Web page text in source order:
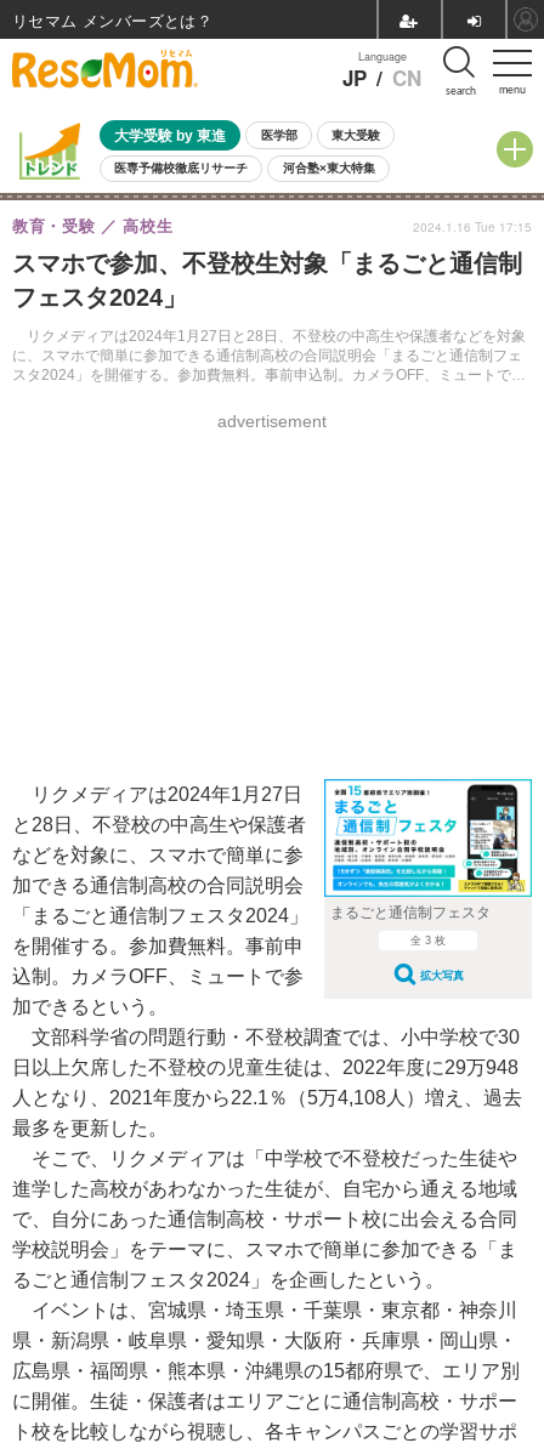
menu
Language
JP / CN search
大学受験 by 東進 医学部 東大受験
医専予備校徹底リサーチ 河合塾×東大特集
親子で考える大学選び 高校受験 中学受験 小学校受験
共通テスト 夏休み
8月開催イベント・WS 全国公立高校 過去問 人気記事
自由研究教材（小学生向け）
スマホで参加、不登校生対象「まるごと通信制
フェスタ2024」
リクメディアは2024年1月27日と28日、不登校の中高生や保護者などを対象
に、スマホで簡単に参加できる通信制高校の合同説明会「まるごと通信制フェ
スタ2024」を開催する。参加費無料。事前申込制。カメラOFF、ミュートで参
教育・受験 高校生
advertisement
2024.1.16 Tue 17:15
まるごと通信制フェスタ
全 3 枚
拡大写真
リクメディアは2024年1月27日
と28日、不登校の中高生や保護者
などを対象に、スマホで簡単に参
加できる通信制高校の合同説明会
「まるごと通信制フェスタ2024」
を開催する。参加費無料。事前申
込制。カメラOFF、ミュートで参
加できるという。
文部科学省の問題行動・不登校調査では、小中学校で30
日以上欠席した不登校の児童生徒は、2022年度に29万948
人となり、2021年度から22.1％（5万4,108人）増え、過去
最多を更新した。
そこで、リクメディアは「中学校で不登校だった生徒や
進学した高校があわなかった生徒が、自宅から通える地域
で、自分にあった通信制高校・サポート校に出会える合同
学校説明会」をテーマに、スマホで簡単に参加できる「ま
るごと通信制フェスタ2024」を企画したという。
イベントは、宮城県・埼玉県・千葉県・東京都・神奈川
県・新潟県・岐阜県・愛知県・大阪府・兵庫県・岡山県・
広島県・福岡県・熊本県・沖縄県の15都府県で、エリア別
に開催。生徒・保護者はエリアごとに通信制高校・サポー
ト校を比較しながら視聴し、各キャンパスごとの学習サポ
リセマム メンバーズ